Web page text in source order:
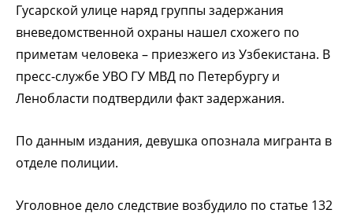
Гусарской улице наряд группы задержания
вневедомственной охраны нашел схожего по
приметам человека – приезжего из Узбекистана. В
пресс-службе УВО ГУ МВД по Петербургу и
Ленобласти подтвердили факт задержания.
По данным издания, девушка опознала мигранта в
отделе полиции.
Уголовное дело следствие возбудило по статье 132